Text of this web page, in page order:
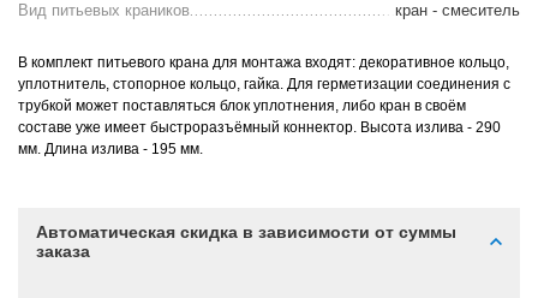
Вид питьевых краников
кран - смеситель
В комплект питьевого крана для монтажа входят: декоративное кольцо,
уплотнитель, стопорное кольцо, гайка. Для герметизации соединения с
трубкой может поставляться блок уплотнения, либо кран в своём
составе уже имеет быстроразъёмный коннектор. Высота излива - 290
мм. Длина излива - 195 мм.
Автоматическая скидка в зависимости от суммы
заказа